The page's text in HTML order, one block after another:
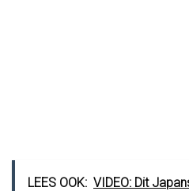
LEES OOK: VIDEO: Dit